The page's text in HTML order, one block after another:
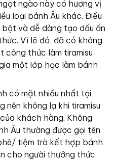
ngào này có hương vị
loại bánh Âu khác. Điều
bật và dễ dàng tạo dấu ấn
Vì lẽ đó, đã có không
công thức làm tiramisu
một lớp học làm bánh
có mặt nhiều nhất tại
nên không lạ khi tiramisu
khách hàng. Không
Âu thường được gọi tên
tiệm trà kết hợp bánh
cho người thưởng thức